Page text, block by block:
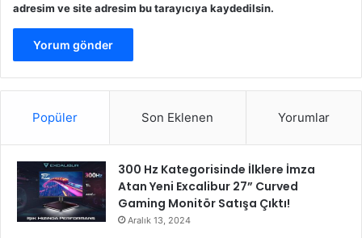
0
’
G
l
e
n
adresim ve site adresim bu tarayıcıya kaydedilsin.
Popüler Son Eklenen Yorumlar
300 Hz Kategorisinde İlklere İmza
Atan Yeni Excalibur 27” Curved
Gaming Monitör Satışa Çıktı!
Aralık 13, 2024